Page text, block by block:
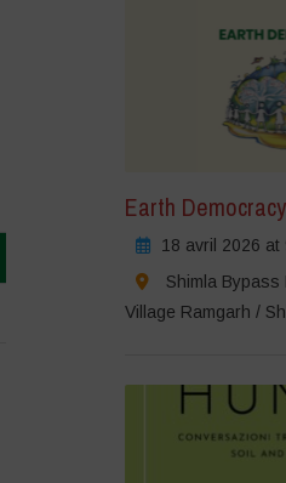
Earth Democracy
18 avril 2026 at
Shimla
Village Ramgarh /